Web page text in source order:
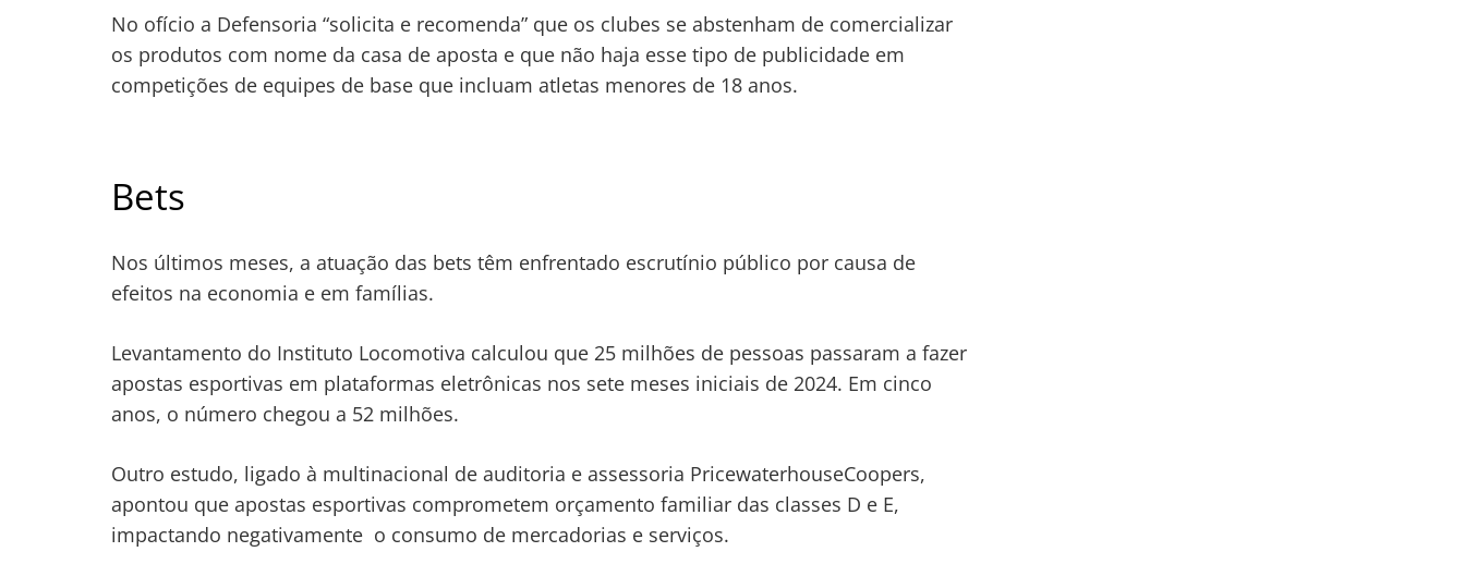
No ofício a Defensoria “solicita e recomenda” que os clubes se abstenham de comercializar
os produtos com nome da casa de aposta e que não haja esse tipo de publicidade em
competições de equipes de base que incluam atletas menores de 18 anos.
Bets
Nos últimos meses, a atuação das bets têm enfrentado escrutínio público por causa de
efeitos na economia e em famílias.
Levantamento do Instituto Locomotiva calculou que 25 milhões de pessoas passaram a fazer
apostas esportivas em plataformas eletrônicas nos sete meses iniciais de 2024. Em cinco
anos, o número chegou a 52 milhões.
Outro estudo, ligado à multinacional de auditoria e assessoria PricewaterhouseCoopers,
apontou que apostas esportivas comprometem orçamento familiar das classes D e E,
impactando negativamente o consumo de mercadorias e serviços.